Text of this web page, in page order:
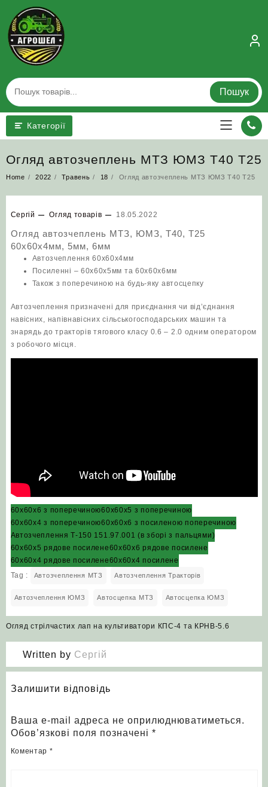
content
Пошук
Категорії
Огляд автозчеплень МТЗ ЮМЗ Т40 Т25
Home 2022 Травень 18 Огляд автозчеплень МТЗ ЮМЗ Т40 Т25
Сергій Огляд товарів 18.05.2022
Огляд автозчеплень МТЗ, ЮМЗ, Т40, Т25
60х60х4мм, 5мм, 6мм
Автозчеплення 60х60х4мм
Посиленні – 60х60х5мм та 60х60х6мм
Також з поперечиною на будь-яку автосцепку
Автозчеплення призначені для приєднання чи від’єднання
навісних, напівнавісних сільськогосподарських машин та
знарядь до тракторів тягового класу 0.6 – 2.0 одним оператором
з робочого місця.
60х60х6 з поперечиною60х60х5 з поперечиною
60х60х4 з поперечиною60х60х6 з посиленою поперечиною
Автозчеплення Т-150 151.97.001 (в зборі з пальцями)
60х60х5 рядове посилене60х60х6 рядове посилене
60х60х4 рядове посилене60х60х4 посилене
Tag :
Автозчеплення МТЗ Автозчеплення Тракторів
Автозчеплення ЮМЗ Автосцепка МТЗ Автосцепка ЮМЗ
Навігація
Огляд стрілчастих лап на культиватори КПС-4 та КРНВ-5.6
Written by Сергій
Залишити відповідь
Ваша e-mail адреса не оприлюднюватиметься.
Обов’язкові поля позначені *
Коментар *